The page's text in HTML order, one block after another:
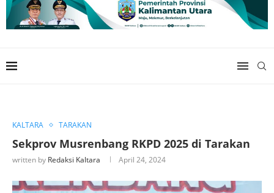
KALTARA TARAKAN
Sekprov Musrenbang RKPD 2025 di Tarakan
written by Redaksi Kaltara April 24, 2024